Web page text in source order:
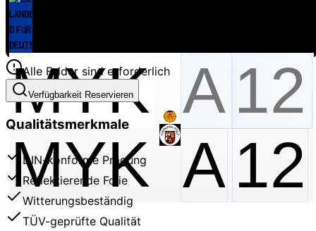
MYK A12
Alle Felder sind erforderlich
Verfügbarkeit Reservieren
Qualitätsmerkmale
DIN-konforme Prägung
Reflektierende Folie
Witterungsbeständig
TÜV-geprüfte Qualität